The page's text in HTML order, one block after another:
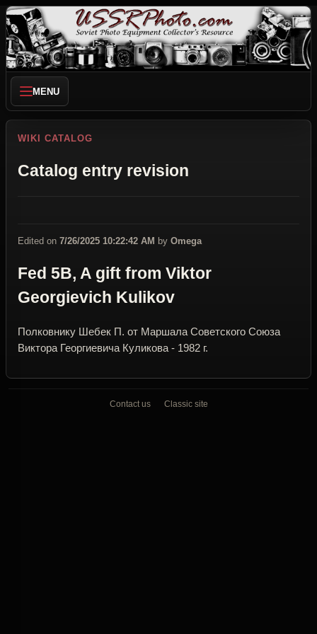
MENU
WIKI CATALOG
Catalog entry revision
Edited on 7/26/2025 10:22:42 AM by Omega
Fed 5B, A gift from Viktor
Georgievich Kulikov
Полковнику Шебек П. от Маршала Советского Союза
Виктора Георгиевича Куликова - 1982 г.
Contact us Classic site